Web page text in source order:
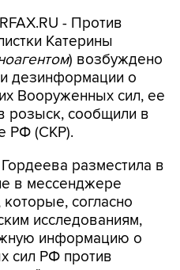
) возбуждено
дезинформации о
Вооруженных сил, ее
розыск, сообщили в
РФ (СКР).
разместила в
согласно
исследованиям,
информацию о
сил РФ против
- говорится в
MAX в пятницу.